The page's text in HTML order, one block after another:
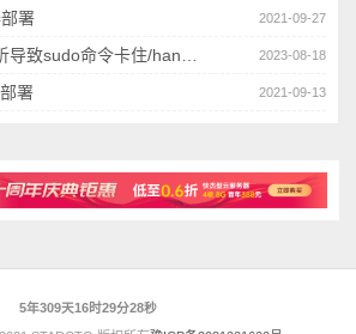
2021-09-27
署
2023-08-18
ubuntu修改hosts解析导致sudo命令卡住/hang住
2021-09-13
署
5年309天16时29分28秒